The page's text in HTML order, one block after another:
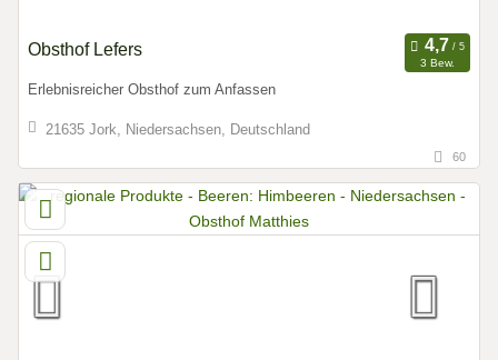
Obsthof Lefers
3 Bew.
Erlebnisreicher Obsthof zum Anfassen
21635 Jork, Niedersachsen, Deutschland
60